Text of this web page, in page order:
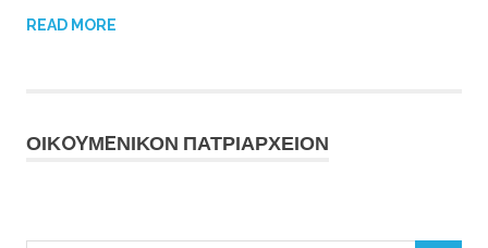
READ MORE
ΟΙΚOYΜEΝΙΚΟΝ ΠΑΤΡΙΑΡΧΕΙΟΝ